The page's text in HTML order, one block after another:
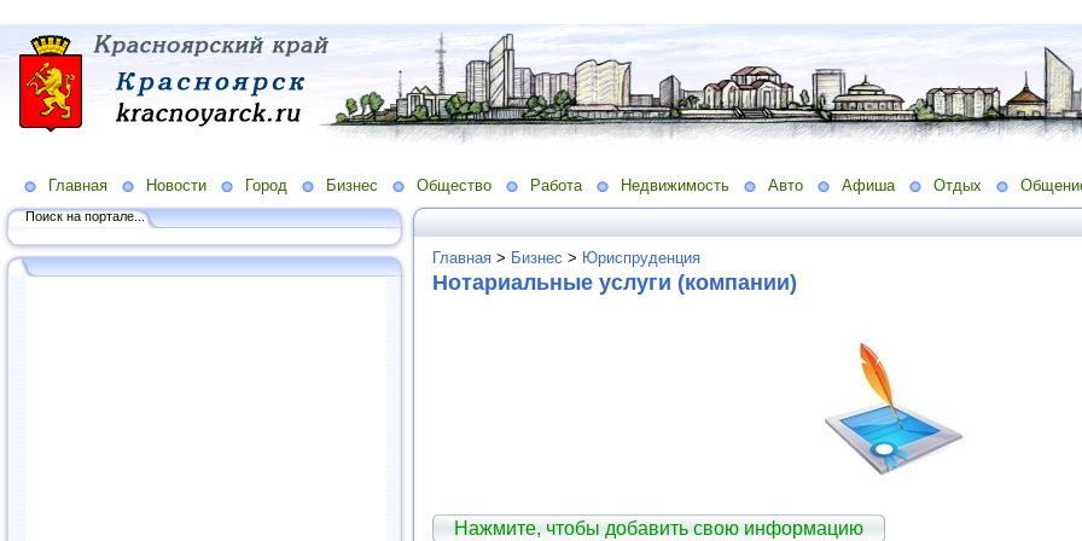
Главная Новости Город Бизнес Общество Работа Недвижимость Авто Афиша Отдых
Поиск на портале...
Главная > Бизнес > Юриспруденция
Нотариальные услуги (компании)
Нажмите, чтобы добавить свою информацию